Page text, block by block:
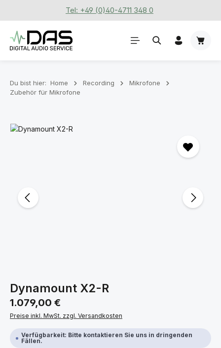
Zum Hauptinhalt springenTel: +49 (0)40-4711 348 0
Du bist hier: Home Recording
Mikrofone
Zubehör für Mikrofone
Bildergalerie überspringen
Dynamount X2-R
Regulärer Preis:
1.079,00 €
Preise inkl. MwSt. zzgl. Versandkosten
Verfügbarkeit: Bitte kontaktieren Sie uns in dringenden
Fällen.